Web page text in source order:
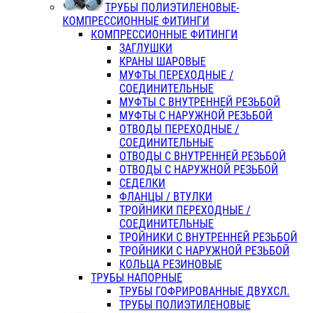
ТРУБЫ ПОЛИЭТИЛЕНОВЫЕ-
КОМПРЕССИОННЫЕ ФИТИНГИ
КОМПРЕССИОННЫЕ ФИТИНГИ
ЗАГЛУШКИ
КРАНЫ ШАРОВЫЕ
МУФТЫ ПЕРЕХОДНЫЕ /
СОЕДИНИТЕЛЬНЫЕ
МУФТЫ С ВНУТРЕННЕЙ РЕЗЬБОЙ
МУФТЫ С НАРУЖНОЙ РЕЗЬБОЙ
ОТВОДЫ ПЕРЕХОДНЫЕ /
СОЕДИНИТЕЛЬНЫЕ
ОТВОДЫ С ВНУТРЕННЕЙ РЕЗЬБОЙ
ОТВОДЫ С НАРУЖНОЙ РЕЗЬБОЙ
СЕДЕЛКИ
ФЛАНЦЫ / ВТУЛКИ
ТРОЙНИКИ ПЕРЕХОДНЫЕ /
СОЕДИНИТЕЛЬНЫЕ
ТРОЙНИКИ С ВНУТРЕННЕЙ РЕЗЬБОЙ
ТРОЙНИКИ С НАРУЖНОЙ РЕЗЬБОЙ
КОЛЬЦА РЕЗИНОВЫЕ
ТРУБЫ НАПОРНЫЕ
ТРУБЫ ГОФРИРОВАННЫЕ ДВУХСЛ.
ТРУБЫ ПОЛИЭТИЛЕНОВЫЕ